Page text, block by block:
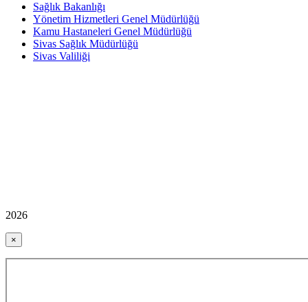
Sağlık Bakanlığı
Yönetim Hizmetleri Genel Müdürlüğü
Kamu Hastaneleri Genel Müdürlüğü
Sivas Sağlık Müdürlüğü
Sivas Valiliği
2026
×